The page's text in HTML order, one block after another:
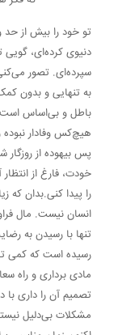
تو خود را بیش از
دنیوی کرده‌ای، گویی
سپرده‌ای. تصور
به تنهایی و بدون
باطل و بی‌اساس است.
هیچ‌کس وفادار نبوده
پس بیهوده از
خودت، فارغ از
را پیدا کنی.بدان
انسان نیست. مال
تنها با رسیدن به
رسیده است که کمی
مادی برداری و راه
تصمیم آن را داری با
مشکلات بی‌دلیل